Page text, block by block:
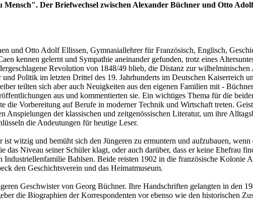
Der Briefwechsel zwischen Alexander Büchner und Otto Adolf
und Otto Adolf Ellissen, Gymnasiallehrer für Französisch, Englisch,
kennen gelernt und Sympathie aneinander gefunden, trotz eines
Revolution von 1848/49 blieb, die Distanz zur
Politik im letzten Drittel des 19. Jahrhunderts im Deutschen Kaiserreich
teilten sich aber auch Neuigkeiten aus den eigenen Familien mit -
aus und kommentierten sie. Ein wichtiges Thema für die
die Vorbereitung auf Berufe in moderner Technik und Wirtschaft treten.
der klassischen und zeitgenössischen Literatur, um ihre
die Andeutungen für heutige Leser.
witzig und bemüht sich den Jüngeren zu ermuntern und aufzubauen, wenn
Niveau seiner Schüler klagt, oder auch darüber, dass er keine Ehefrau
Industriellenfamilie Bahlsen. Beide reisten 1902 in die französische Kolonie
den Geschichtsverein und das Heimatmuseum.
Geschwister von Georg Büchner. Ihre Handschriften gelangten in den
die Biographien der Korrespondenten vor ebenso wie den historischen